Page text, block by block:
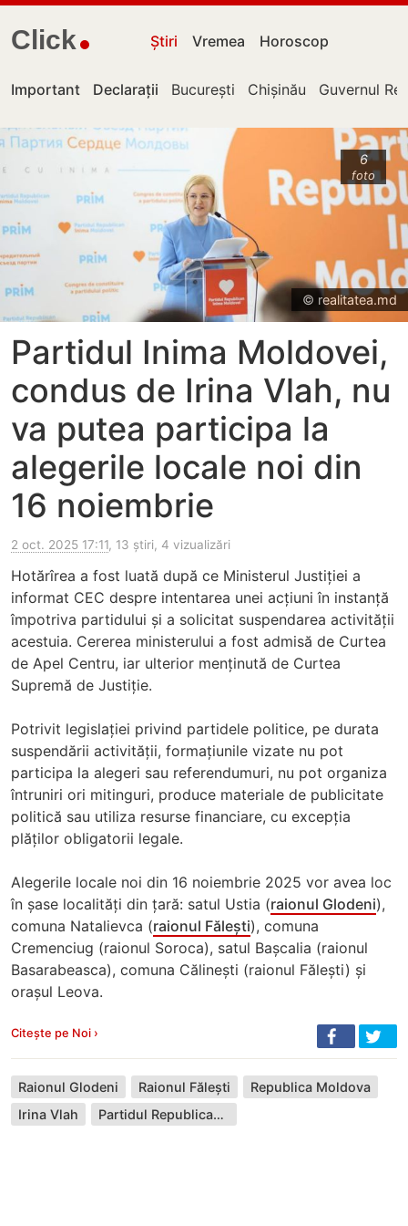
Click Știri Vremea Horoscop
Important Declarații București Chișinău Guvernul
6
foto
© realitatea.md
Partidul Inima Moldovei,
condus de Irina Vlah, nu
va putea participa la
alegerile locale noi din
16 noiembrie
2 oct. 2025 17:11, 13 știri, 4 vizualizări
Hotărîrea a fost luată după ce Ministerul Justiției a
informat CEC despre intentarea unei acțiuni în instanță
împotriva partidului și a solicitat suspendarea activității
acestuia. Cererea ministerului a fost admisă de Curtea
de Apel Centru, iar ulterior menținută de Curtea
Supremă de Justiție.
Potrivit legislației privind partidele politice, pe durata
suspendării activității, formațiunile vizate nu pot
participa la alegeri sau referendumuri, nu pot organiza
întruniri ori mitinguri, produce materiale de publicitate
politică sau utiliza resurse financiare, cu excepția
plăților obligatorii legale.
Alegerile locale noi din 16 noiembrie 2025 vor avea loc
în șase localități din țară: satul Ustia (raionul Glodeni),
comuna Natalievca (raionul Fălești), comuna
Cremenciug (raionul Soroca), satul Bașcalia (raionul
Basarabeasca), comuna Călinești (raionul Fălești) și
orașul Leova.
Citește pe Noi ›
Raionul Glodeni Raionul Fălești
Republica Moldova
Irina Vlah
Partidul Republican din Moldova